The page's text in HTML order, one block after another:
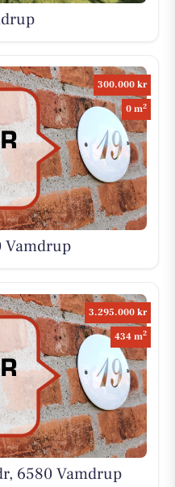
300.000 kr
0 m2
Vamdrup
3.295.000 kr
434 m2
6580 Vamdrup